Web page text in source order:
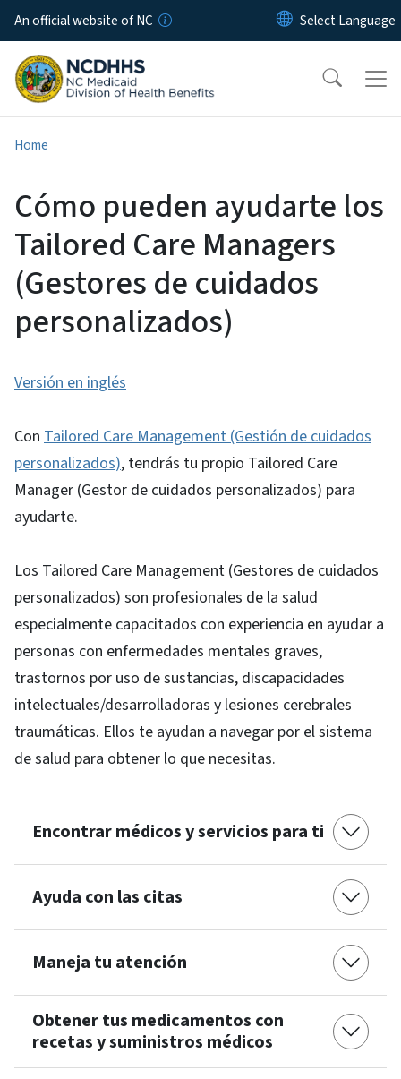
Skip to main content
An official website of NC
Home
Cómo pueden ayudarte los
Tailored Care Managers
(Gestores de cuidados
personalizados)
Versión en inglés
Con Tailored Care Management (Gestión de cuidados
personalizados), tendrás tu propio Tailored Care
Manager (Gestor de cuidados personalizados) para
ayudarte.
Los Tailored Care Management (Gestores de cuidados
personalizados) son profesionales de la salud
especialmente capacitados con experiencia en ayudar a
personas con enfermedades mentales graves,
trastornos por uso de sustancias, discapacidades
intelectuales/desarrolladoras y lesiones cerebrales
traumáticas. Ellos te ayudan a navegar por el sistema
de salud para obtener lo que necesitas.
Encontrar médicos y servicios para ti
Ayuda con las citas
Maneja tu atención
Obtener tus medicamentos con
recetas y suministros médicos